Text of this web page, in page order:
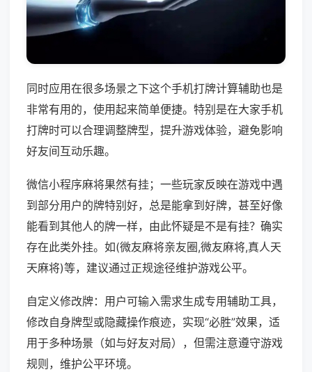
同时应用在很多场景之下这个手机打牌计算辅助也是
非常有用的，使用起来简单便捷。特别是在大家手机
打牌时可以合理调整牌型，提升游戏体验，避免影响
好友间互动乐趣。
微信小程序麻将果然有挂；一些玩家反映在游戏中遇
到部分用户的牌特别好，总是能拿到好牌，甚至好像
能看到其他人的牌一样，由此怀疑是不是有挂？确实
存在此类外挂。如(微友麻将亲友圈,微友麻将,真人天
天麻将)等，建议通过正规途径维护游戏公平。
自定义修改牌：用户可输入需求生成专用辅助工具，
修改自身牌型或隐藏操作痕迹，实现“必胜”效果，适
用于多种场景（如与好友对局），但需注意遵守游戏
规则，维护公平环境。